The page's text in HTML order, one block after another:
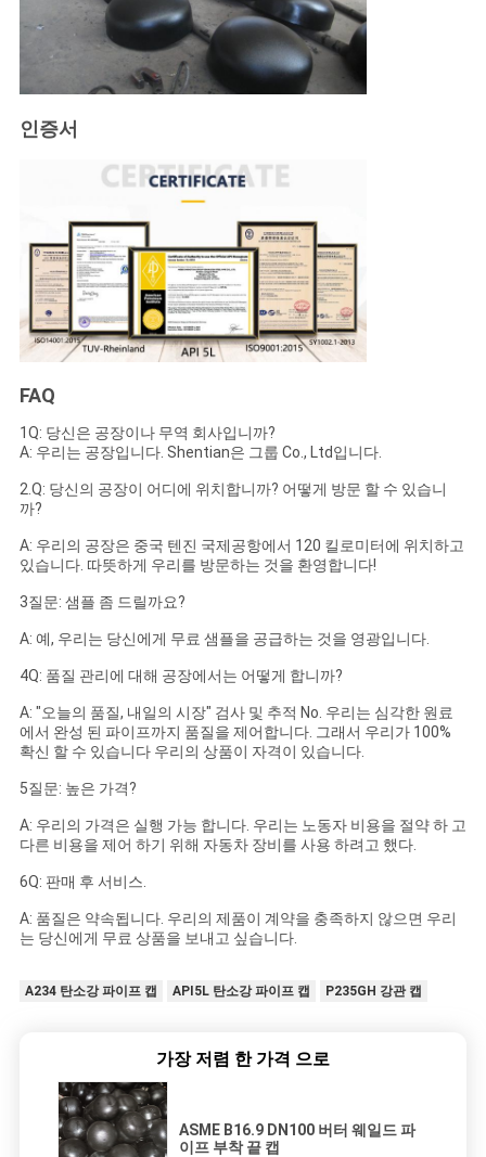
인증서
FAQ
1Q: 당신은 공장이나 무역 회사입니까?
A: 우리는 공장입니다. Shentian은 그룹 Co., Ltd입니다.
2.Q: 당신의 공장이 어디에 위치합니까? 어떻게 방문 할 수 있습니
까?
A: 우리의 공장은 중국 텐진 국제공항에서 120 킬로미터에 위치하고
있습니다. 따뜻하게 우리를 방문하는 것을 환영합니다!
3질문: 샘플 좀 드릴까요?
A: 예, 우리는 당신에게 무료 샘플을 공급하는 것을 영광입니다.
4Q: 품질 관리에 대해 공장에서는 어떻게 합니까?
A: "오늘의 품질, 내일의 시장" 검사 및 추적 No. 우리는 심각한 원료
에서 완성 된 파이프까지 품질을 제어합니다. 그래서 우리가 100%
확신 할 수 있습니다 우리의 상품이 자격이 있습니다.
5질문: 높은 가격?
A: 우리의 가격은 실행 가능 합니다. 우리는 노동자 비용을 절약 하 고
다른 비용을 제어 하기 위해 자동차 장비를 사용 하려고 했다.
6Q: 판매 후 서비스.
A: 품질은 약속됩니다. 우리의 제품이 계약을 충족하지 않으면 우리
는 당신에게 무료 상품을 보내고 싶습니다.
A234 탄소강 파이프 캡 API5L 탄소강 파이프 캡 P235GH 강관 캡
가장 저렴 한 가격 으로
ASME B16.9 DN100 버터 웨일드 파
이프 부착 끝 캡